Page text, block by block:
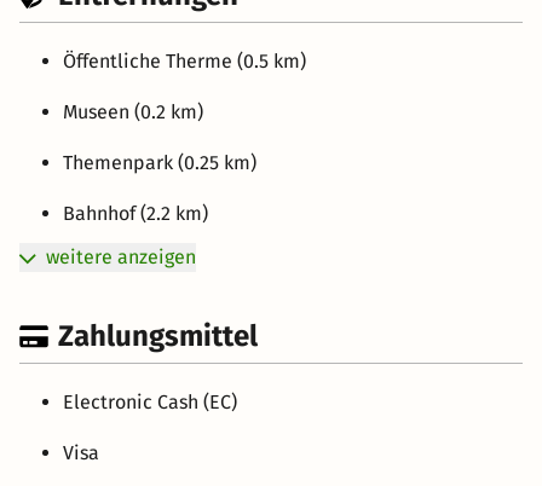
Öffentliche Therme (0.5 km)
Museen (0.2 km)
Themenpark (0.25 km)
Bahnhof (2.2 km)
weitere anzeigen
Zahlungsmittel
Electronic Cash (EC)
Visa